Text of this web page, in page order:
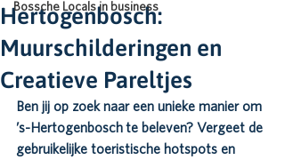
Bossche Locals in business
Hertogenbosch:
Muurschilderingen en
Creatieve Pareltjes
Ben jij op zoek naar een unieke manier om
’s-Hertogenbosch te beleven? Vergeet de
gebruikelijke toeristische hotspots en